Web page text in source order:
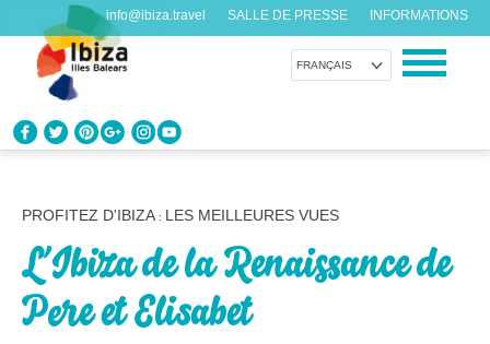
FRANÇAIS
info@ibiza.travel SALLE DE PRESSE INFORMATIONS
PROFITEZ D’IBIZA
Pour tous les goûts
PROFITEZ D'IBIZA : LES MEILLEURES VUES
L’Ibiza de la Renaissance de
Pere et Elisabet